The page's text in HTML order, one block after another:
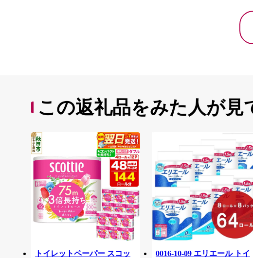
この返礼品をみた人が見
トイレットペーパー スコッ
0016-10-09 エリエール トイ